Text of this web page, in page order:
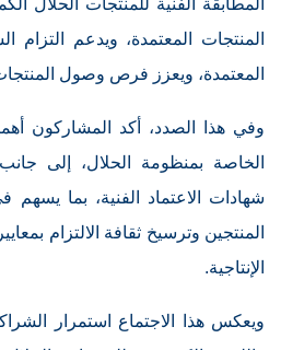
المطابقة الفنية للمنتجات الحلال
المنتجات المعتمدة، ويدعم التزام
المعتمدة، ويعزز فرص وصول
وفي هذا الصدد، أكد المشاركون
الخاصة بمنظومة الحلال، إلى
شهادات الاعتماد الفنية، بما يسهم
المنتجين وترسيخ ثقافة الالتزام
الإنتاجية.
ويعكس هذا الاجتماع استمرار